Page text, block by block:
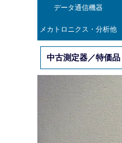
データ通信機器
メカトロニクス・分析他
中古測定器／特価